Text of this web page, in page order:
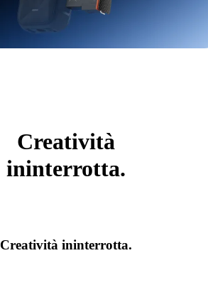
Creatività
ininterrotta.
Creatività ininterrotta.